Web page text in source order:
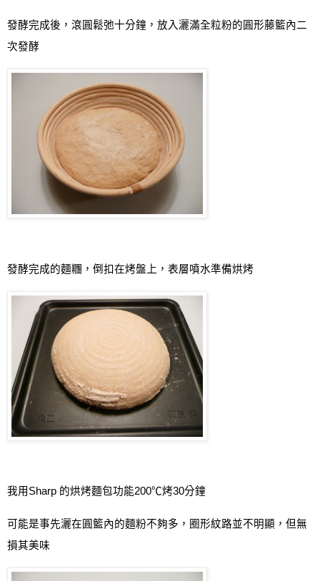
發酵完成後，滾圓鬆弛十分鐘，放入灑滿全粒粉的圓形藤籃內二
次發酵
發酵完成的麵糰，倒扣在烤盤上，表層噴水準備烘烤
我用 Sharp 的烘烤麵包功能200℃烤30分鐘
可能是事先灑在圓籃內的麵粉不夠多，圈形紋路並不明顯，但無
損其美味